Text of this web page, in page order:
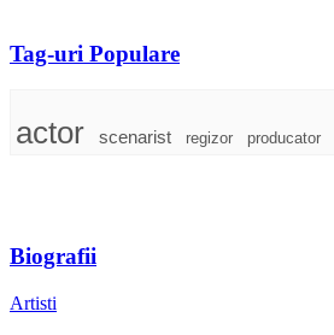
Tag-uri Populare
actor scenarist regizor producator
Biografii
Artisti